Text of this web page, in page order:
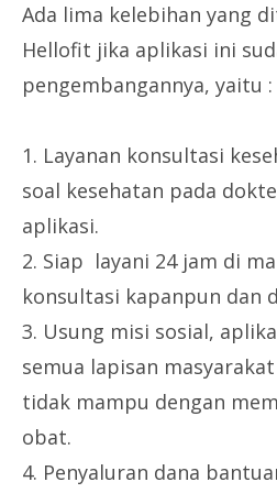
Ada lima kelebihan yang
Hellofit jika aplikasi ini
pengembangannya, yaitu :
1. Layanan konsultasi
soal kesehatan pada
aplikasi.
2. Siap layani 24 jam di
konsultasi kapanpun dan
3. Usung misi sosial,
semua lapisan
tidak mampu dengan
obat.
4. Penyaluran dana